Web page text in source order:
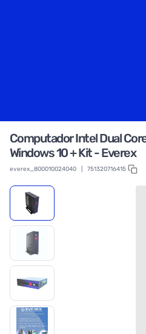
Computador Intel Dual
Windows 10 + Kit - Everex
everex_800010024040 751320716415